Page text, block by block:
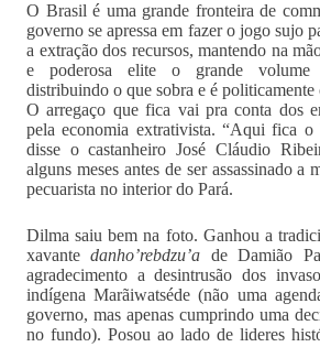
O Brasil é uma grande fronteira de
governo se apressa em fazer o jogo sujo
a extração dos recursos, mantendo na
e poderosa elite o grande volume
distribuindo o que sobra e é politicamente
O arregaço que fica vai pra conta dos
pela economia extrativista. “Aqui fica o
disse o castanheiro José Cláudio
alguns meses antes de ser assassinado a
pecuarista no interior do Pará.
Dilma saiu bem na foto. Ganhou a
xavantedanho’rebdzu’a de Damião
agradecimento a desintrusão dos
indígena Marãiwatséde (não uma
governo, mas apenas cumprindo uma
no fundo). Posou ao lado de lideres